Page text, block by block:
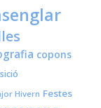
copons
Hivern Festes